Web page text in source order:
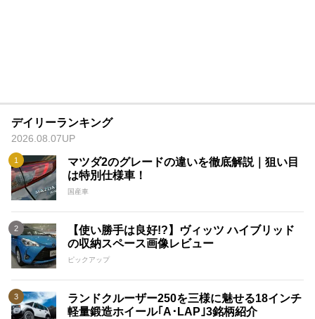
デイリーランキング
2026.08.07UP
マツダ2のグレードの違いを徹底解説｜狙い目
は特別仕様車！
国産車
【使い勝手は良好!?】ヴィッツ ハイブリッド
の収納スペース画像レビュー
ピックアップ
ランドクルーザー250を三様に魅せる18インチ
軽量鍛造ホイール｢A･LAP｣3銘柄紹介